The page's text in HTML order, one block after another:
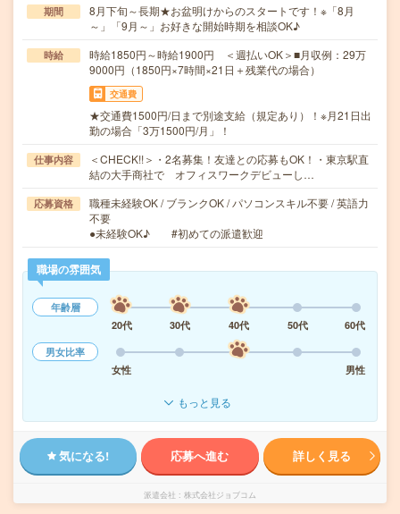
期間
8月下旬～長期★お盆明けからのスタートです！※「8月
～」「9月～」お好きな開始時期を相談OK♪
時給
時給1850円～時給1900円 ＜週払いOK＞■月収例：29万
9000円（1850円×7時間×21日＋残業代の場合）
交通費
★交通費1500円/日まで別途支給（規定あり）！※月21日出
勤の場合「3万1500円/月」！
仕事内容
＜CHECK!!＞・2名募集！友達との応募もOK！・東京駅直
結の大手商社で オフィスワークデビューし…
応募資格
職種未経験OK / ブランクOK / パソコンスキル不要 / 英語力
不要
●未経験OK♪ #初めての派遣歓迎
職場の雰囲気
年齢層
20代
30代 40代 50代
60代
男女比率
女性
男性
もっと見る
気になる! 応募へ進む 詳しく見る
派遣会社 株式会社ジョブコム